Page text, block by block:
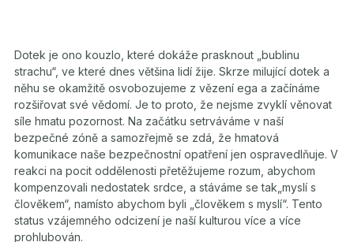
Dotek je ono kouzlo, které dokáže prasknout „bublinu
strachu“, ve které dnes většina lidí žije. Skrze milující dotek a
něhu se okamžitě osvobozujeme z vězení ega a začínáme
rozšiřovat své vědomí. Je to proto, že nejsme zvyklí věnovat
síle hmatu pozornost. Na začátku setrváváme v naší
bezpečné zóně a samozřejmě se zdá, že hmatová
komunikace naše bezpečnostní opatření jen ospravedlňuje. V
reakci na pocit oddělenosti přetěžujeme rozum, abychom
kompenzovali nedostatek srdce, a stáváme se tak„myslí s
člověkem“, namísto abychom byli „člověkem s myslí“. Tento
status vzájemného odcizení je naší kulturou více a více
prohlubován.